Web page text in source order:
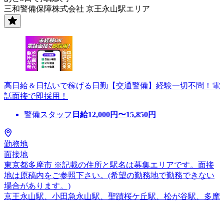
三和警備保障株式会社 京王永山駅エリア
高日給＆日払いで稼げる日勤【交通警備】経験一切不問！電
話面接で即採用！
警備スタッフ 日給12,000円〜15,850円
勤務地
面接地
東京都多摩市 ※記載の住所と駅名は募集エリアです。面接
地は原稿内をご参照下さい。(希望の勤務地で勤務できない
場合があります。)
京王永山駅、小田急永山駅、聖蹟桜ケ丘駅、松が谷駅、多摩